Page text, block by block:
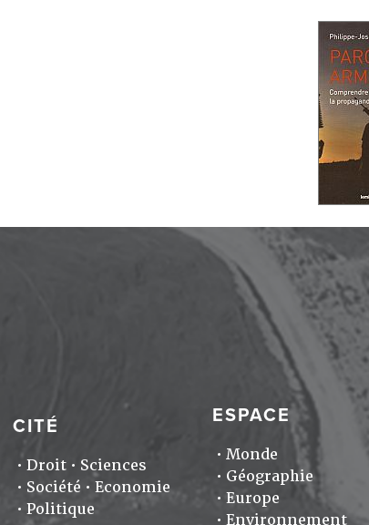
CITÉ
Droit
Sciences
Société
Economie
Politique
ESPACE
Monde
Géographie
Europe
Environnement